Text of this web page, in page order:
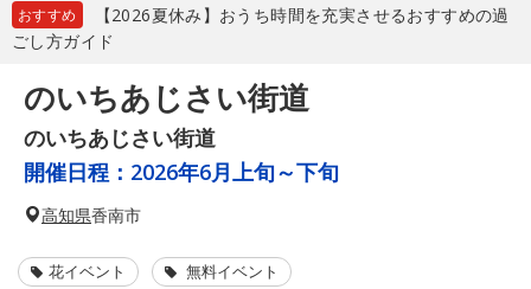
おすすめ
【2026夏休み】おうち時間を充実させるおすすめの過
ごし方ガイド
のいちあじさい街道
のいちあじさい街道
開催日程： 2026年6月上旬～下旬
高知県香南市
花イベント 無料イベント